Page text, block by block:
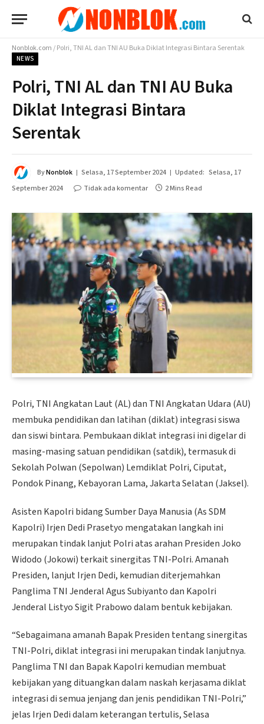
Nonblok.com/Polri, TNI AL dan TNI AU Buka Diklat Integrasi Bintara Serentak
NEWS
Polri, TNI AL dan TNI AU Buka
Diklat Integrasi Bintara
Serentak
ByNonblok Selasa, 17 September 2024 Updated: Selasa, 17
September 2024
Tidak ada komentar 2 Mins Read
Polri, TNI Angkatan Laut (AL) dan TNI Angkatan Udara (AU)
membuka pendidikan dan latihan (diklat) integrasi siswa
dan siswi bintara. Pembukaan diklat integrasi ini digelar di
masing-masing satuan pendidikan (satdik), termasuk di
Sekolah Polwan (Sepolwan) Lemdiklat Polri, Ciputat,
Pondok Pinang, Kebayoran Lama, Jakarta Selatan (Jaksel).
Asisten Kapolri bidang Sumber Daya Manusia (As SDM
Kapolri) Irjen Dedi Prasetyo mengatakan langkah ini
merupakan tindak lanjut Polri atas arahan Presiden Joko
Widodo (Jokowi) terkait sinergitas TNI-Polri. Amanah
Presiden, lanjut Irjen Dedi, kemudian diterjemahkan
Panglima TNI Jenderal Agus Subiyanto dan Kapolri
Jenderal Listyo Sigit Prabowo dalam bentuk kebijakan.
“Sebagaimana amanah Bapak Presiden tentang sinergitas
TNI-Polri, diklat integrasi ini merupakan tindak lanjutnya.
Panglima TNI dan Bapak Kapolri kemudian membuat
kebijakan yang dituangkan dalam naskah kerjasama diklat
integrasi di semua jenjang dan jenis pendidikan TNI-Polri,”
jelas Irjen Dedi dalam keterangan tertulis, Selasa